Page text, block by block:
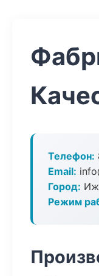
Телефон:
Email:
Город:
Режим